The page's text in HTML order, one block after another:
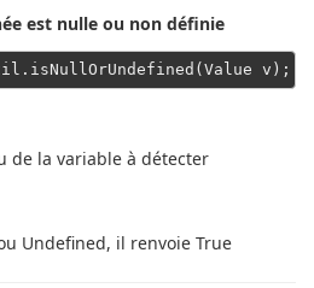
est nulle ou non définie
de la variable à détecter
Undefined, il renvoie True